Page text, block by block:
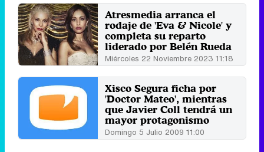
Atresmedia arranca el
rodaje de 'Eva & Nicole' y
completa su reparto
liderado por Belén Rueda
Miércoles 22 Noviembre 2023 11:18
Xisco Segura ficha por
'Doctor Mateo', mientras
que Javier Coll tendrá un
mayor protagonismo
Domingo 5 Julio 2009 11:00